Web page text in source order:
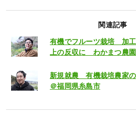
関連記事
有機でフルーツ栽培 加
上の反収に わかまつ農園
新規就農 有機栽培農家
＠福岡県糸島市